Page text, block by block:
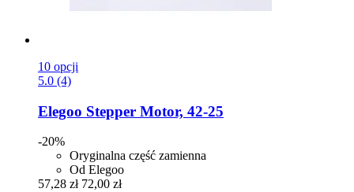
10 opcji
5.0 (4)
Elegoo Stepper Motor, 42-​25
-20%
Oryginalna część zamienna
Od Elegoo
57,28 zł 72,00 zł